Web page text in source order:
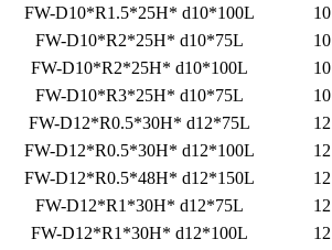
FW-D10*R1.5*25H* d10*100L
10
FW-D10*R2*25H* d10*75L
10
FW-D10*R2*25H* d10*100L
10
FW-D10*R3*25H* d10*75L
10
FW-D12*R0.5*30H* d12*75L
12
FW-D12*R0.5*30H* d12*100L
12
FW-D12*R0.5*48H* d12*150L
12
FW-D12*R1*30H* d12*75L
12
FW-D12*R1*30H* d12*100L
12